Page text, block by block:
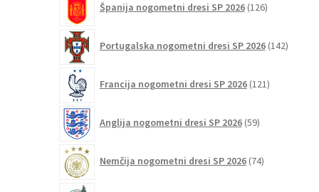
Španija nogometni dresi SP 2026 126izdelkov
Portugalska nogometni dresi SP 2026 142
Francija nogometni dresi SP 2026 121izdelkov
Anglija nogometni dresi SP 2026 59izdelkov
Nemčija nogometni dresi SP 2026 74izdelkov